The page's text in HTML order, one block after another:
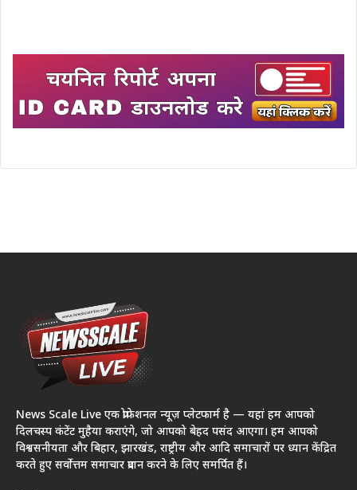
News Scale Live एक प्रोफेशनल न्यूज़ प्लेटफार्म है — यहां हम आपको
दिलचस्प कंटेंट मुहैया कराएंगे, जो आपको बेहद पसंद आएगा। हम आपको
विश्वसनीयता और बिहार, झारखंड, राष्ट्रीय और आदि समाचारों पर ध्यान केंद्रित
करते हुए सर्वोत्तम समाचार प्रदान करने के लिए समर्पित हैं।